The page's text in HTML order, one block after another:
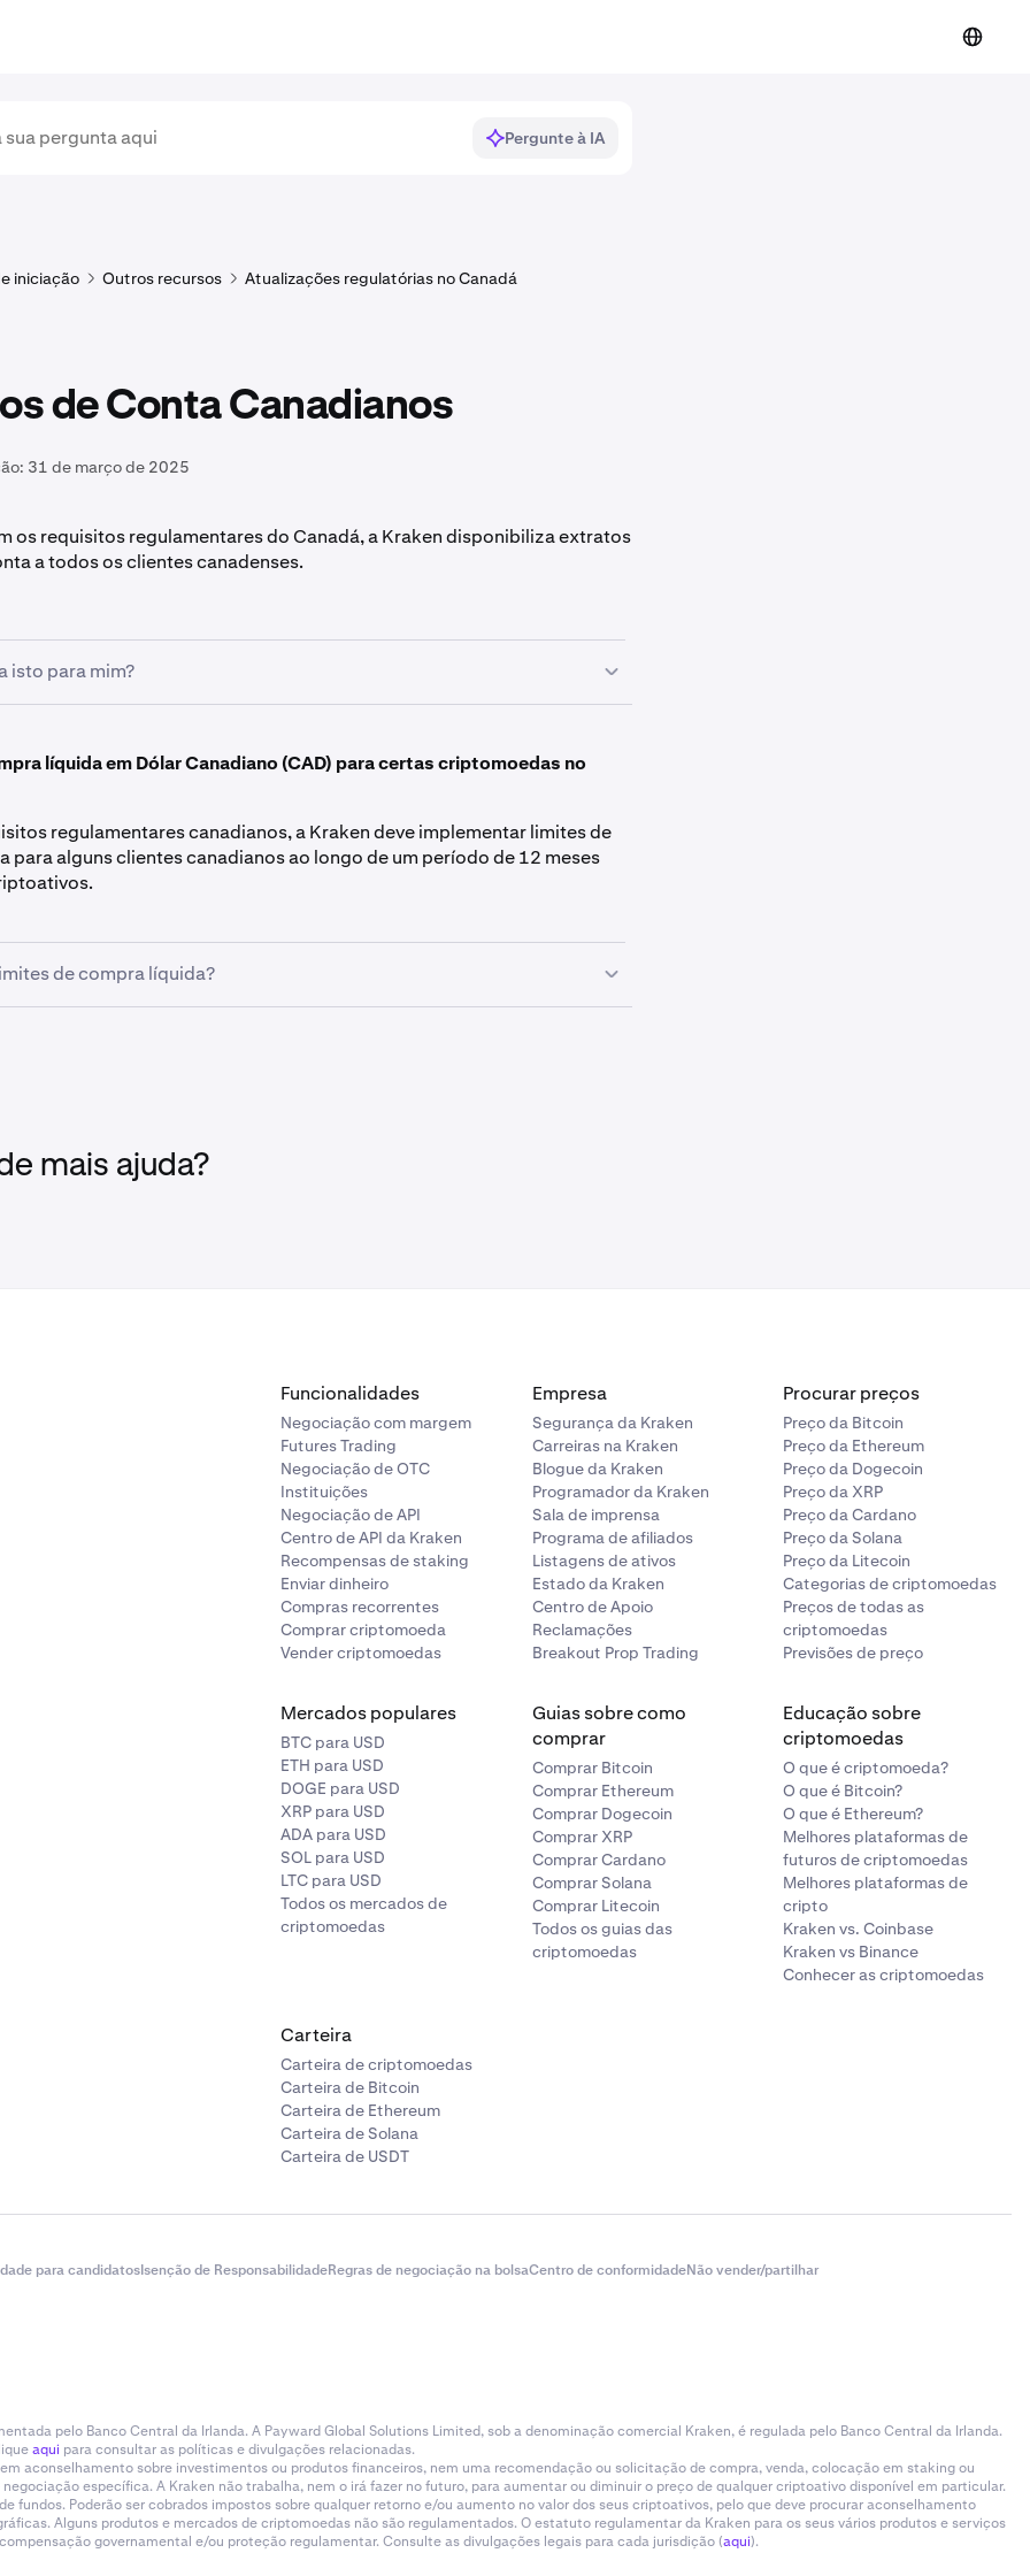
Pergunte à IA
iniciação Outros recursos Atualizações regulatórias no Canadá
de Conta Canadianos
31 de março de 2025
os requisitos regulamentares do Canadá, a Kraken disponibiliza extratos
a todos os clientes canadenses.
isto para mim?
na sua conta Kraken do mês anterior. Estes extratos estão
através da sua conta e ajudam a garantir uma manutenção de
consistente.
líquida em Dólar Canadiano (CAD) para certas criptomoedas no
regulamentares canadianos, a Kraken deve implementar limites de
para alguns clientes canadianos ao longo de um período de 12 meses
de compra líquida?
clientes estarão limitados a um montante de compra líquida de
mais ajuda?
Funcionalidades
Negociação com margem
Futures Trading
Negociação de OTC
Instituições
Negociação de API
Centro de API da Kraken
Recompensas de staking
Enviar dinheiro
Compras recorrentes
Comprar criptomoeda
Vender criptomoedas
Empresa
Segurança da Kraken
Carreiras na Kraken
Blogue da Kraken
Programador da Kraken
Sala de imprensa
Programa de afiliados
Listagens de ativos
Estado da Kraken
Centro de Apoio
Reclamações
Breakout Prop Trading
Procurar preços
Preço da Bitcoin
Preço da Ethereum
Preço da Dogecoin
Preço da XRP
Preço da Cardano
Preço da Solana
Preço da Litecoin
Categorias de criptomoedas
Preços de todas as
criptomoedas
Previsões de preço
Mercados populares
BTC para USD
ETH para USD
DOGE para USD
XRP para USD
ADA para USD
SOL para USD
LTC para USD
Todos os mercados de
criptomoedas
Guias sobre como
comprar
Comprar Bitcoin
Comprar Ethereum
Comprar Dogecoin
Comprar XRP
Comprar Cardano
Comprar Solana
Comprar Litecoin
Todos os guias das
criptomoedas
Educação sobre
criptomoedas
O que é criptomoeda?
O que é Bitcoin?
O que é Ethereum?
Melhores plataformas de
futuros de criptomoedas
Melhores plataformas de
cripto
Kraken vs. Coinbase
Kraken vs Binance
Conhecer as criptomoedas
Carteira
Carteira de criptomoedas
Carteira de Bitcoin
Carteira de Ethereum
Carteira de Solana
Carteira de USDT
para candidatosIsenção de ResponsabilidadeRegras de negociação na bolsaCentro de conformidadeNão vender/partilhar
pelo Banco Central da Irlanda. A Payward Global Solutions Limited, sob a denominação comercial Kraken, é regulada pelo Banco Central da Irlanda.
aqui para consultar as políticas e divulgações relacionadas.
aconselhamento sobre investimentos ou produtos financeiros, nem uma recomendação ou solicitação de compra, venda, colocação em staking ou
específica. A Kraken não trabalha, nem o irá fazer no futuro, para aumentar ou diminuir o preço de qualquer criptoativo disponível em particular.
fundos. Poderão ser cobrados impostos sobre qualquer retorno e/ou aumento no valor dos seus criptoativos, pelo que deve procurar aconselhamento
Alguns produtos e mercados de criptomoedas não são regulamentados. O estatuto regulamentar da Kraken para os seus vários produtos e serviços
governamental e/ou proteção regulamentar. Consulte as divulgações legais para cada jurisdição (aqui).